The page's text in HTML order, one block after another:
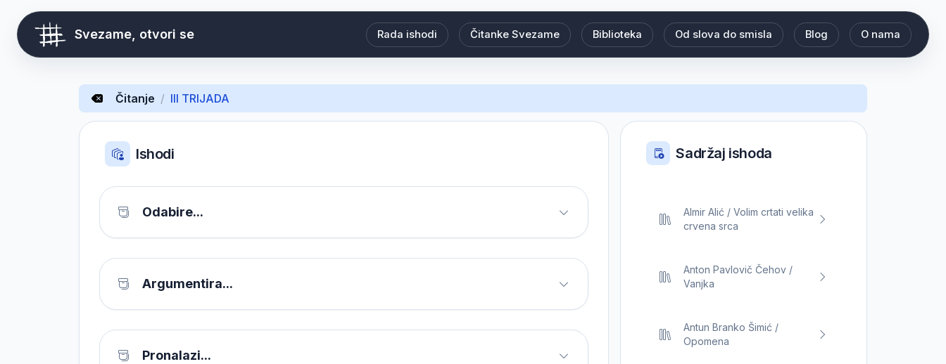
Svezame, otvori se Rada ishodi Čitanke Svezame Biblioteka Od slova do smisla Blog O nama
Čitanje / III TRIJADA
Ishodi
Odabire...
Argumentira...
Pronalazi...
Sadržaj ishoda
Almir Alić / Volim crtati velika
crvena srca
Anton Pavlovič Čehov /
Vanjka
Antun Branko Šimić /
Opomena